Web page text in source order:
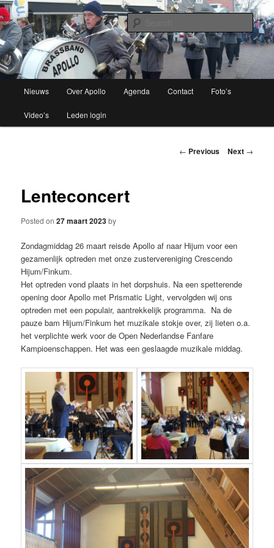
Apollo Grou
Brassband
Skip
to
Nieuws Over Apollo Agenda Contact Foto’s
Video’s Leden login
Post
← Previous Next →
Lenteconcert
Posted on27 maart 2023by
Zondagmiddag 26 maart reisde Apollo af naar Hijum voor een
gezamenlijk optreden met onze zustervereniging Crescendo
Hijum/Finkum.
Het optreden vond plaats in het dorpshuis. Na een spetterende
opening door Apollo met Prismatic Light, vervolgden wij ons
optreden met een populair, aantrekkelijk programma. Na de
pauze bam Hijum/Finkum het muzikale stokje over, zij lieten o.a.
het verplichte werk voor de Open Nederlandse Fanfare
Kampioenschappen. Het was een geslaagde muzikale middag.